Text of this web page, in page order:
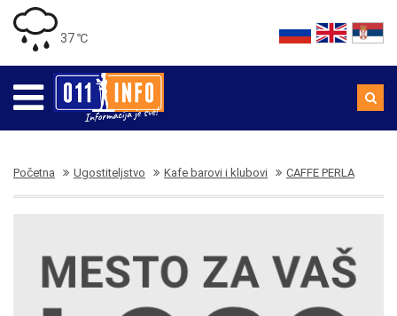
37 ℃
Početna Ugostiteljstvo Kafe barovi i klubovi CAFFE PERLA